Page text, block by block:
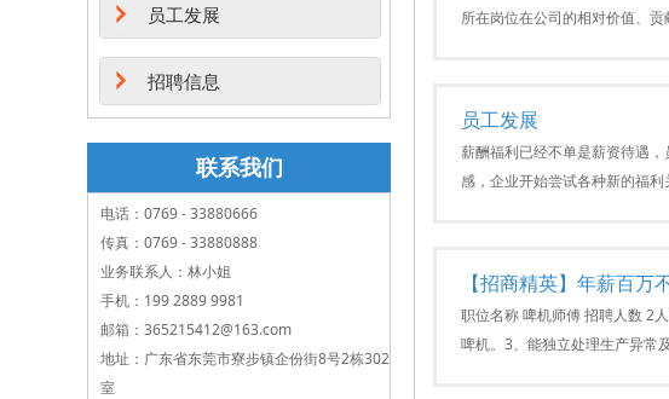
所在岗位在公司的相对价值、
员工发展
薪酬福利已经不单是薪资待遇
感，企业开始尝试各种新的福利
【招商精英】年薪百万
职位名称 啤机师傅 招聘人数 2
啤机。3、能独立处理生产异常
员工发展
招聘信息
联系我们
电话：0769 - 33880666
传真：0769 - 33880888
业务联系人：林小姐
手机：199 2889 9981
邮箱：365215412@163.com
地址：广东省东莞市寮步镇企份街8号2栋302
室